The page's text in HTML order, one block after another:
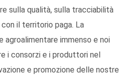
sulla qualità, sulla tracciabilità
il territorio paga. La
agroalimentare immenso e noi
i consorzi e i produttori nel
e promozione delle nostre